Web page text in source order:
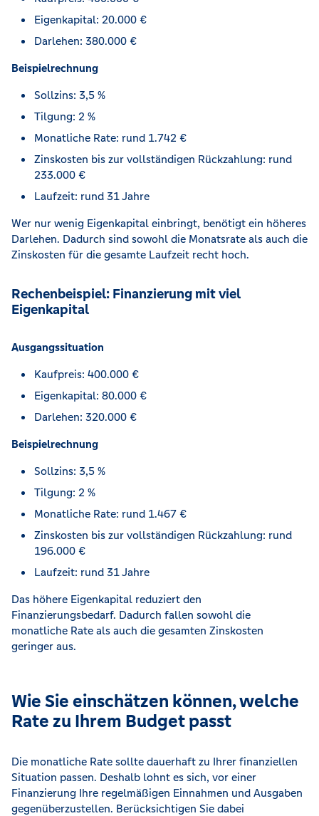
Eigenkapital: 20.000 €
Darlehen: 380.000 €
Beispielrechnung
Sollzins: 3,5 %
Tilgung: 2 %
Monatliche Rate: rund 1.742 €
Zinskosten bis zur vollständigen Rückzahlung: rund
233.000 €
Laufzeit: rund 31 Jahre
Wer nur wenig Eigenkapital einbringt, benötigt ein höheres
Darlehen. Dadurch sind sowohl die Monatsrate als auch die
Zinskosten für die gesamte Laufzeit recht hoch.
Rechenbeispiel: Finanzierung mit viel
Eigenkapital
Ausgangssituation
Kaufpreis: 400.000 €
Eigenkapital: 80.000 €
Darlehen: 320.000 €
Beispielrechnung
Sollzins: 3,5 %
Tilgung: 2 %
Monatliche Rate: rund 1.467 €
Zinskosten bis zur vollständigen Rückzahlung: rund
196.000 €
Laufzeit: rund 31 Jahre
Das höhere Eigenkapital reduziert den
Finanzierungsbedarf. Dadurch fallen sowohl die
monatliche Rate als auch die gesamten Zinskosten
geringer aus.
Wie Sie einschätzen können, welche
Rate zu Ihrem Budget passt
Die monatliche Rate sollte dauerhaft zu Ihrer finanziellen
Situation passen. Deshalb lohnt es sich, vor einer
Finanzierung Ihre regelmäßigen Einnahmen und Ausgaben
gegenüberzustellen. Berücksichtigen Sie dabei